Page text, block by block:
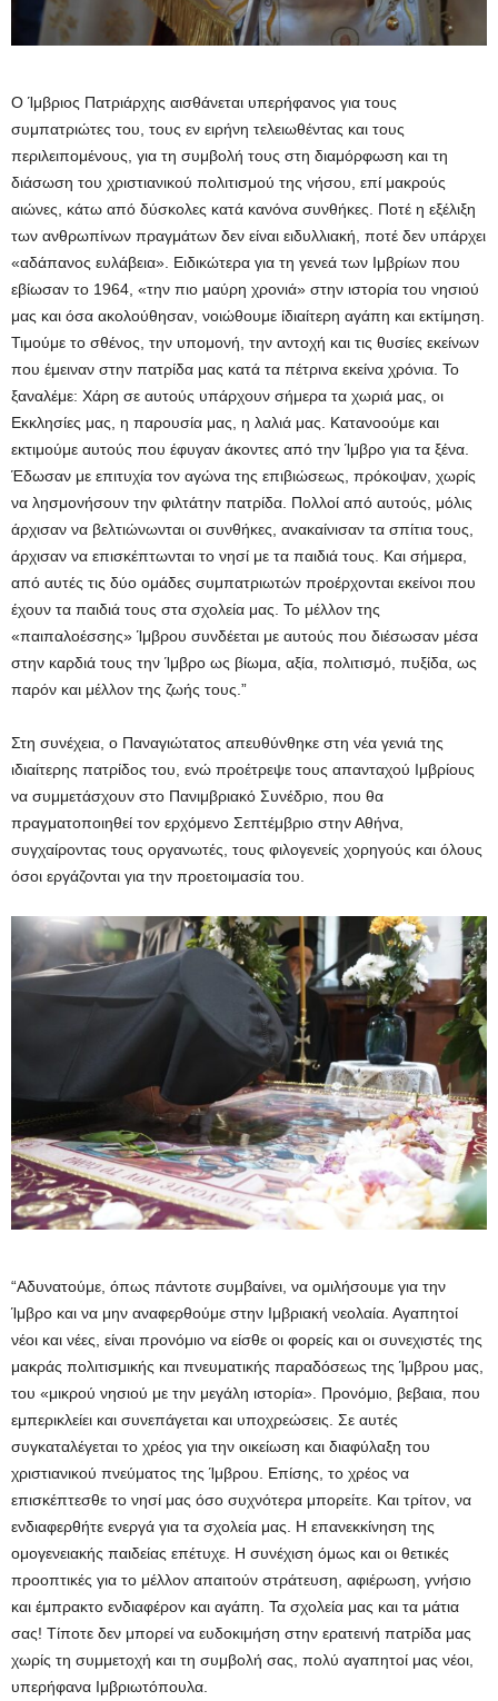
Ο Ίμβριος Πατριάρχης αισθάνεται υπερήφανος για τους
συμπατριώτες του, τους εν ειρήνη τελειωθέντας και τους
περιλειπομένους, για τη συμβολή τους στη διαμόρφωση και τη
διάσωση του χριστιανικού πολιτισμού της νήσου, επί μακρούς
αιώνες, κάτω από δύσκολες κατά κανόνα συνθήκες. Ποτέ η εξέλιξη
των ανθρωπίνων πραγμάτων δεν είναι ειδυλλιακή, ποτέ δεν υπάρχει
«αδάπανος ευλάβεια». Ειδικώτερα για τη γενεά των Ιμβρίων που
εβίωσαν το 1964, «την πιο μαύρη χρονιά» στην ιστορία του νησιού
μας και όσα ακολούθησαν, νοιώθουμε ίδιαίτερη αγάπη και εκτίμηση.
Τιμούμε το σθένος, την υπομονή, την αντοχή και τις θυσίες εκείνων
που έμειναν στην πατρίδα μας κατά τα πέτρινα εκείνα χρόνια. Το
ξαναλέμε: Χάρη σε αυτούς υπάρχουν σήμερα τα χωριά μας, οι
Εκκλησίες μας, η παρουσία μας, η λαλιά μας. Κατανοούμε και
εκτιμούμε αυτούς που έφυγαν άκοντες από την Ίμβρο για τα ξένα.
Έδωσαν με επιτυχία τον αγώνα της επιβιώσεως, πρόκοψαν, χωρίς
να λησμονήσουν την φιλτάτην πατρίδα. Πολλοί από αυτούς, μόλις
άρχισαν να βελτιώνωνται οι συνθήκες, ανακαίνισαν τα σπίτια τους,
άρχισαν να επισκέπτωνται το νησί με τα παιδιά τους. Και σήμερα,
από αυτές τις δύο ομάδες συμπατριωτών προέρχονται εκείνοι που
έχουν τα παιδιά τους στα σχολεία μας. Το μέλλον της
«παιπαλοέσσης» Ίμβρου συνδέεται με αυτούς που διέσωσαν μέσα
στην καρδιά τους την Ίμβρο ως βίωμα, αξία, πολιτισμό, πυξίδα, ως
παρόν και μέλλον της ζωής τους.”
Στη συνέχεια, ο Παναγιώτατος απευθύνθηκε στη νέα γενιά της
ιδιαίτερης πατρίδος του, ενώ προέτρεψε τους απανταχού Ιμβρίους
να συμμετάσχουν στο Πανιμβριακό Συνέδριο, που θα
πραγματοποιηθεί τον ερχόμενο Σεπτέμβριο στην Αθήνα,
συγχαίροντας τους οργανωτές, τους φιλογενείς χορηγούς και όλους
όσοι εργάζονται για την προετοιμασία του.
“Αδυνατούμε, όπως πάντοτε συμβαίνει, να ομιλήσουμε για την
Ίμβρο και να μην αναφερθούμε στην Ιμβριακή νεολαία. Αγαπητοί
νέοι και νέες, είναι προνόμιο να είσθε οι φορείς και οι συνεχιστές της
μακράς πολιτισμικής και πνευματικής παραδόσεως της Ίμβρου μας,
του «μικρού νησιού με την μεγάλη ιστορία». Προνόμιο, βεβαια, που
εμπερικλείει και συνεπάγεται και υποχρεώσεις. Σε αυτές
συγκαταλέγεται το χρέος για την οικείωση και διαφύλαξη του
χριστιανικού πνεύματος της Ίμβρου. Επίσης, το χρέος να
επισκέπτεσθε το νησί μας όσο συχνότερα μπορείτε. Και τρίτον, να
ενδιαφερθήτε ενεργά για τα σχολεία μας. Η επανεκκίνηση της
ομογενειακής παιδείας επέτυχε. Η συνέχιση όμως και οι θετικές
προοπτικές για το μέλλον απαιτούν στράτευση, αφιέρωση, γνήσιο
και έμπρακτο ενδιαφέρον και αγάπη. Τα σχολεία μας και τα μάτια
σας! Τίποτε δεν μπορεί να ευδοκιμήση στην ερατεινή πατρίδα μας
χωρίς τη συμμετοχή και τη συμβολή σας, πολύ αγαπητοί μας νέοι,
υπερήφανα Ιμβριωτόπουλα.